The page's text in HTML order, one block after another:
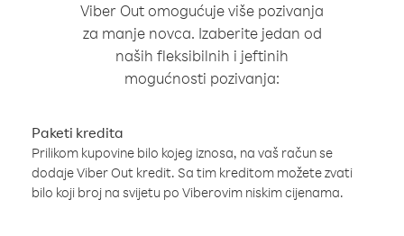
Viber Out omogućuje više pozivanja
za manje novca. Izaberite jedan od
naših fleksibilnih i jeftinih
mogućnosti pozivanja:
Paketi kredita
Prilikom kupovine bilo kojeg iznosa, na vaš račun se
dodaje Viber Out kredit. Sa tim kreditom možete zvati
bilo koji broj na svijetu po Viberovim niskim cijenama.